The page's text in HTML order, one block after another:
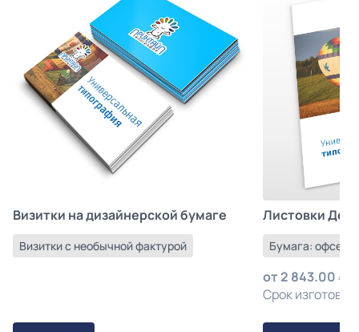
Визитки на дизайнерской бумаге
Визитки с необычной фактурой
Листовки
Бумага:
от2 843.00
Срок